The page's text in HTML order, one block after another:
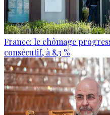
France: le chômage
consécutif, à 8,3 %